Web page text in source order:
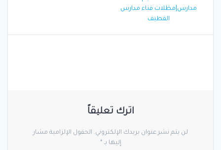
المقالات
post:
مدارس|مظلات فناء مدارس
القطيف
اترك تعليقاً
لن يتم نشر عنوان بريدك الإلكتروني. الحقول الإلزامية مشار
إليها بـ *